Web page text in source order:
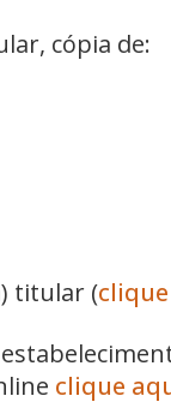
cópia de:
titular (
clique